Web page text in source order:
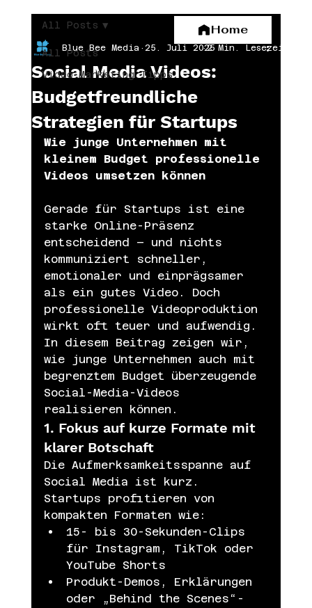
All Posts
Video-Marketing Tipps
All Posts
Social Media Videos:
Budgetfreundliche
Strategien für Startups
Blue Bee Media 25. Juli 20252 Min. Lesezeit
Wie junge Unternehmen mit
kleinem Budget professionelle
Videos umsetzen können
Gerade für Startups ist eine
starke Online-Präsenz
entscheidend – und nichts
kommuniziert schneller,
emotionaler und einprägsamer
als ein gutes Video. Doch
professionelle Videoproduktion
wirkt oft teuer und aufwendig.
In diesem Beitrag zeigen wir,
wie junge Unternehmen auch mit
begrenztem Budget überzeugende
Social-Media-Videos
realisieren können.
1. Fokus auf kurze Formate mit
klarer Botschaft
Die Aufmerksamkeitsspanne auf
Social Media ist kurz.
Startups profitieren von
kompakten Formaten wie:
15- bis 30-Sekunden-Clips
für Instagram, TikTok oder
YouTube Shorts
Produkt-Demos, Erklärungen
oder „Behind the Scenes“-
Home